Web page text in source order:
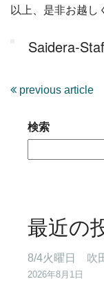
以上、是非お越し
Saidera-
previous article
検索
最近の
8/4火曜日 吹
2026年8月1日